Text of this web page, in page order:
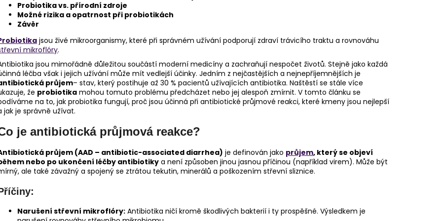
Probiotika vs. přírodní zdroje
Možné rizika a opatrnost při probiotikách
Závěr
jsou živé mikroorganismy, které při správném užívání podporují zdraví trávicího traktu a rovnováhu
mikroflóry.
jsou mimořádně důležitou součástí moderní medicíny a zachraňují nespočet životů. Stejně jako každá
léčba však i jejich užívání může mít vedlejší účinky. Jedním z nejčastějších a nejnepříjemnějších je
průjem– stav, který postihuje až 30 % pacientů užívajících antibiotika. Naštěstí se stále více
že probiotika mohou tomuto problému předcházet nebo jej alespoň zmírnit. V tomto článku se
na to, jak probiotika fungují, proč jsou účinná při antibiotické průjmové reakci, které kmeny jsou nejlepší
jak je správně užívat.
je antibiotická průjmová reakce?
průjem (AAD – antibiotic-associated diarrhea) je definován jako průjem, který se objeví
nebo po ukončení léčby antibiotiky a není způsoben jinou jasnou příčinou (například virem). Může být
ale také závažný a spojený se ztrátou tekutin, minerálů a poškozením střevní sliznice.
Narušení střevní mikroflóry: Antibiotika ničí kromě škodlivých bakterií i ty prospěšné. Výsledkem je